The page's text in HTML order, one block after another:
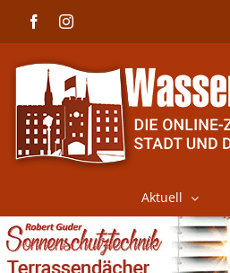
FacebookInstagram
Aktuell